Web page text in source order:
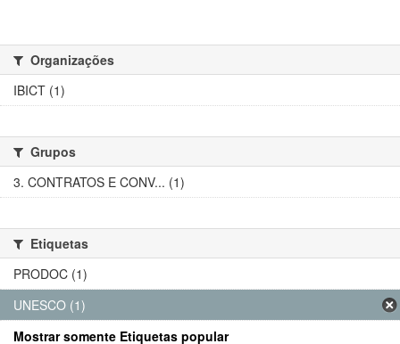
Organizações
IBICT (1)
Grupos
3. CONTRATOS E CONV... (1)
Etiquetas
PRODOC (1)
UNESCO (1)
Mostrar somente Etiquetas popular